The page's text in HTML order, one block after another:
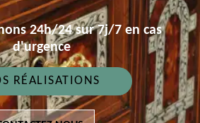
24h/24 sur 7j/7 en cas
d'urgence
RÉALISATIONS